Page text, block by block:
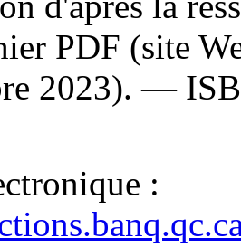
PDF (site
2023). —
: